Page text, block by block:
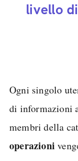
livello
Ogni singolo
di informazioni
membri della
operazioni